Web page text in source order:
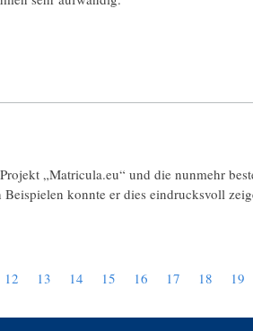
„Matricula.eu“ und die nunmehr
konnte er dies eindrucksvoll
12 13 14 15 16 17 18 19